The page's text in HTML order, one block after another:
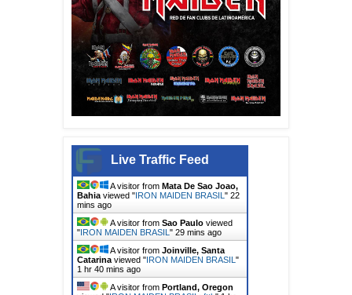
Live Traffic Feed
A visitor from Mata De Sao Joao,
Bahia viewed "IRON MAIDEN BRASIL " 22
mins ago
A visitor from Sao Paulo viewed
"IRON MAIDEN BRASIL " 29 mins ago
A visitor from Joinville, Santa
Catarina viewed "IRON MAIDEN BRASIL "
1 hr 40 mins ago
A visitor from Portland, Oregon